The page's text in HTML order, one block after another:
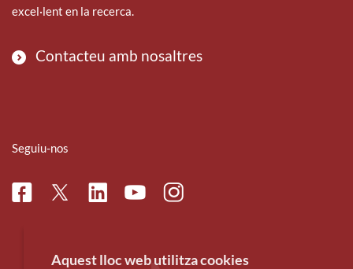
excel·lent en la recerca.
Contacteu amb nosaltres
Seguiu-nos
FacebookTwitterLinkedinYoutubeInstagram
Aquest lloc web utilitza cookies